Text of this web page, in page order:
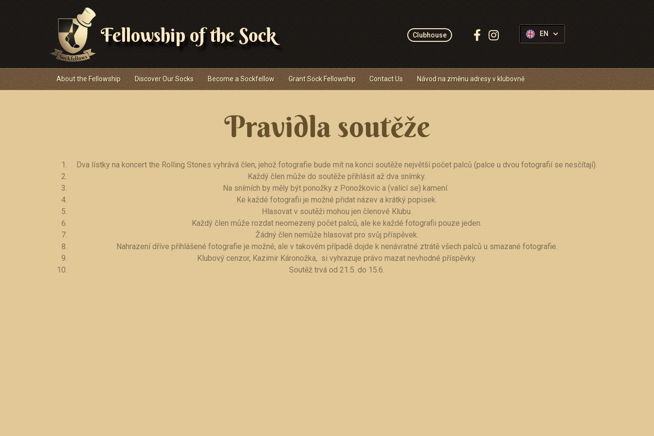
Fellowship of the Sock Clubhouse
Follow
EN
Navigace
About the Fellowship Discover Our Socks Become a Sockfellow Grant Sock Fellowship Contact Us Návod na změnu adresy v klubovně
Pravidla soutěže
Dva lístky na koncert the Rolling Stones vyhrává člen, jehož fotografie bude mít na konci soutěže největší počet palců (palce u dvou fotografií se nesčítají).
Každý člen může do soutěže přihlásit až dva snímky.
Na snímích by měly být ponožky z Ponožkovic a (valící se) kamení.
Ke každé fotografii je možné přidat název a krátký popisek.
Hlasovat v soutěži mohou jen členové Klubu.
Každý člen může rozdat neomezený počet palců, ale ke každé fotografii pouze jeden.
Žádný člen nemůže hlasovat pro svůj příspěvek.
Nahrazení dříve přihlášené fotografie je možné, ale v takovém případě dojde k nenávratné ztrátě všech palců u smazané fotografie.
Klubový cenzor, Kazimir Káronožka, si vyhrazuje právo mazat nevhodné příspěvky.
Soutěž trvá od 21.5. do 15.6.